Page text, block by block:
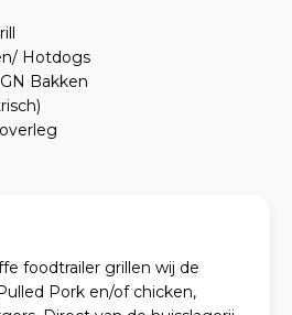
Hotdogs
Bakken
foodtrailer grillen wij de
Pork en/of chicken,